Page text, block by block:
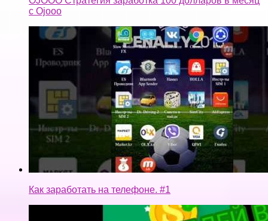
с Ojooo
Как заработать на телефоне. #1